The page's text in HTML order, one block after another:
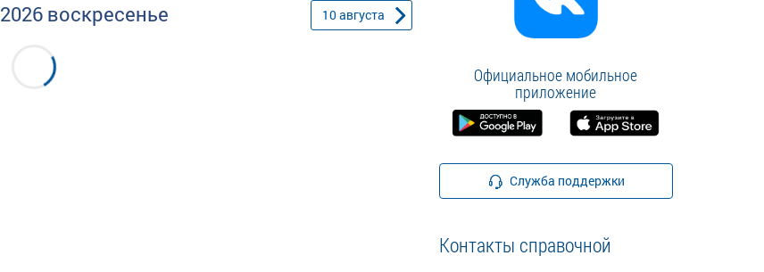
2026 воскресенье 10августа
Официальное мобильное
приложение
Служба поддержки
Контакты справочной